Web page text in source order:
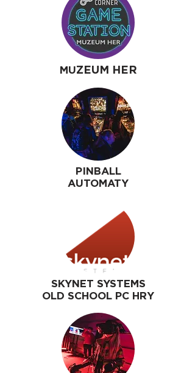
MUZEUM HER
PINBALL
AUTOMATY
SKYNET SYSTEMS
OLD SCHOOL PC HRY